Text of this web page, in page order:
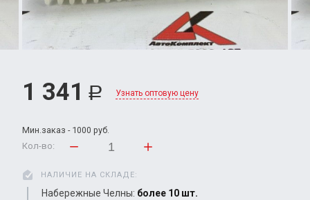
1 341 Р Узнать оптовую цену
Мин.заказ - 1000 руб.
Кол-во:
НАЛИЧИЕ НА СКЛАДЕ:
Набережные Челны: более 10 шт.